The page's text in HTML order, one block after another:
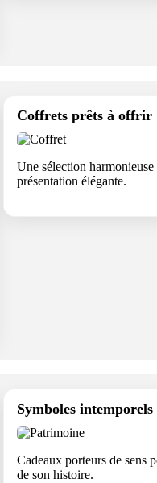
Coffrets prêts à offrir
Une sélection
présentation élégante.
Symboles intemporels
Cadeaux porteurs de sens
de son histoire.